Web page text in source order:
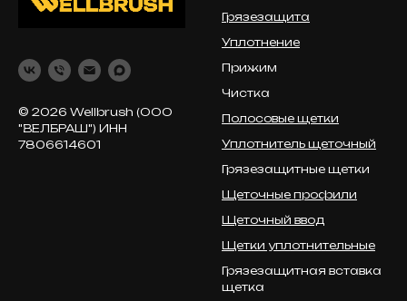
© 2026 Wellbrush (ООО
"ВЕЛБРАШ") ИНН
7806614601
Грязезащита
Уплотнение
Прижим
Чистка
Полосовые щетки
Уплотнитель щеточный
Грязезащитные щетки
Щеточные профили
Щеточный ввод
Щетки уплотнительные
Грязезащитная вставка
щетка